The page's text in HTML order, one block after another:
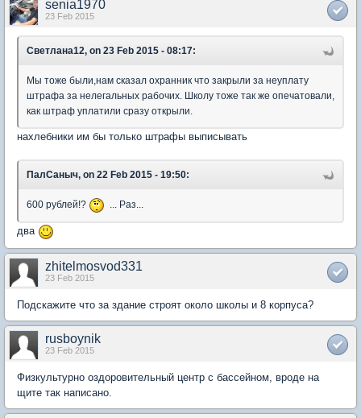
senia1970
23 Feb 2015
Светлана12, on 23 Feb 2015 - 08:17:
Мы тоже были,нам сказал охранник что закрыли за неуплату
штрафа за нелегальных рабочих. Школу тоже так же опечатовали,
как штраф уплатили сразу открыли.
нахлебники им бы только штрафы выписывать
ПалСаныч, on 22 Feb 2015 - 19:50:
600 рублей!? ... Раз...
два
zhitelmosvod331
23 Feb 2015
Подскажите что за здание строят около школы и 8 корпуса?
rusboynik
23 Feb 2015
Физкультурно оздоровительный центр с бассейном, вроде на
щите так написано.